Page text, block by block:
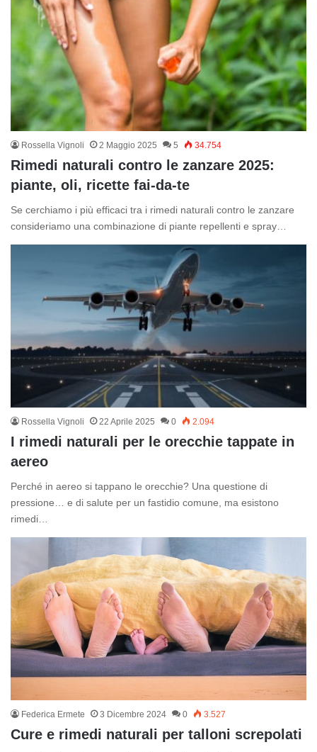
Rossella Vignoli 2 Maggio 2025 5 34.754
Rimedi naturali contro le zanzare 2025:
piante, oli, ricette fai‑da‑te
Se cerchiamo i più efficaci tra i rimedi naturali contro le zanzare
consideriamo una combinazione di piante repellenti e spray…
Rossella Vignoli 22 Aprile 2025 0 2.094
I rimedi naturali per le orecchie tappate in
aereo
Perché in aereo si tappano le orecchie? Una questione di
pressione… e di salute per un fastidio comune, ma esistono
rimedi…
Federica Ermete 3 Dicembre 2024 0 3.527
Cure e rimedi naturali per talloni screpolati